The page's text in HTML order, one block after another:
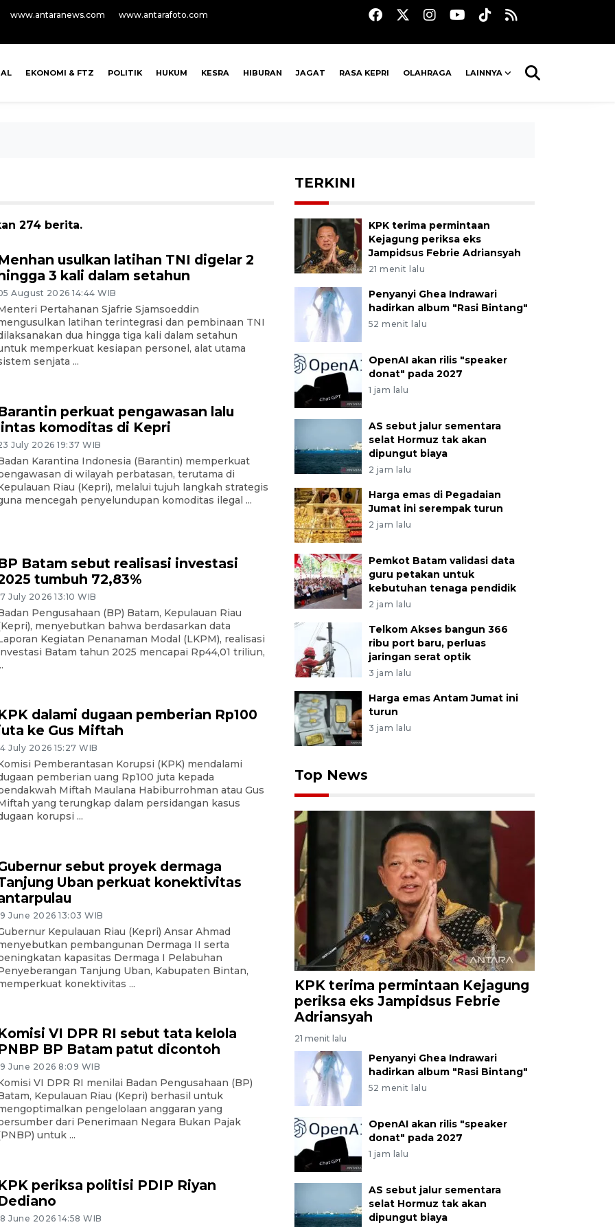
www.antaranews.com www.antarafoto.com
EKONOMI & FTZ POLITIK HUKUM KESRA HIBURAN JAGAT RASA KEPRI OLAHRAGA LAINNYA
274 berita.
usulkan latihan TNI digelar 2
3 kali dalam setahun
August 2026 14:44 WIB
Pertahanan Sjafrie Sjamsoeddin
latihan terintegrasi dan pembinaan TNI
dua hingga tiga kali dalam setahun
memperkuat kesiapan personel, alat utama
senjata ...
perkuat pengawasan lalu
komoditas di Kepri
July 2026 19:37 WIB
Karantina Indonesia (Barantin) memperkuat
di wilayah perbatasan, terutama di
Riau (Kepri), melalui tujuh langkah strategis
mencegah penyelundupan komoditas ilegal ...
Batam sebut realisasi investasi
tumbuh 72,83%
July 2026 13:10 WIB
Pengusahaan (BP) Batam, Kepulauan Riau
menyebutkan bahwa berdasarkan data
Kegiatan Penanaman Modal (LKPM), realisasi
Batam tahun 2025 mencapai Rp44,01 triliun,
dalami dugaan pemberian Rp100
ke Gus Miftah
July 2026 15:27 WIB
Pemberantasan Korupsi (KPK) mendalami
pemberian uang Rp100 juta kepada
Miftah Maulana Habiburrohman atau Gus
yang terungkap dalam persidangan kasus
korupsi ...
sebut proyek dermaga
Uban perkuat konektivitas
June 2026 13:03 WIB
Kepulauan Riau (Kepri) Ansar Ahmad
pembangunan Dermaga II serta
kapasitas Dermaga I Pelabuhan
Tanjung Uban, Kabupaten Bintan,
konektivitas ...
VI DPR RI sebut tata kelola
BP Batam patut dicontoh
June 2026 8:09 WIB
VI DPR RI menilai Badan Pengusahaan (BP)
Kepulauan Riau (Kepri) berhasil untuk
pengelolaan anggaran yang
dari Penerimaan Negara Bukan Pajak
untuk ...
periksa politisi PDIP Riyan
June 2026 14:58 WIB
TERKINI
KPK terima permintaan
Kejagung periksa eks
Jampidsus Febrie Adriansyah
21 menit lalu
Penyanyi Ghea Indrawari
hadirkan album "Rasi Bintang"
52 menit lalu
OpenAI akan rilis "speaker
donat" pada 2027
1 jam lalu
AS sebut jalur sementara
selat Hormuz tak akan
dipungut biaya
2 jam lalu
Harga emas di Pegadaian
Jumat ini serempak turun
2 jam lalu
Pemkot Batam validasi data
guru petakan untuk
kebutuhan tenaga pendidik
2 jam lalu
Telkom Akses bangun 366
ribu port baru, perluas
jaringan serat optik
3 jam lalu
Harga emas Antam Jumat ini
turun
3 jam lalu
Top News
KPK terima permintaan Kejagung
periksa eks Jampidsus Febrie
Adriansyah
21 menit lalu
Penyanyi Ghea Indrawari
hadirkan album "Rasi Bintang"
52 menit lalu
OpenAI akan rilis "speaker
donat" pada 2027
1 jam lalu
AS sebut jalur sementara
selat Hormuz tak akan
dipungut biaya